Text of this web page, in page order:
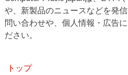
ださい。
トップ
DTMセール最新情報